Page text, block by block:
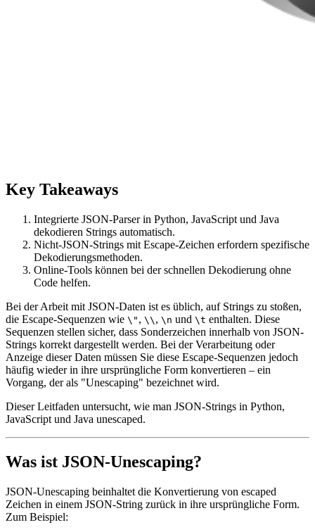
Key Takeaways
Integrierte JSON-Parser in Python, JavaScript und Java
dekodieren Strings automatisch.
Nicht-JSON-Strings mit Escape-Zeichen erfordern spezifische
Dekodierungsmethoden.
Online-Tools können bei der schnellen Dekodierung ohne
Code helfen.
Bei der Arbeit mit JSON-Daten ist es üblich, auf Strings zu stoßen,
die Escape-Sequenzen wie \" , \\ , \n und \t enthalten. Diese
Sequenzen stellen sicher, dass Sonderzeichen innerhalb von JSON-
Strings korrekt dargestellt werden. Bei der Verarbeitung oder
Anzeige dieser Daten müssen Sie diese Escape-Sequenzen jedoch
häufig wieder in ihre ursprüngliche Form konvertieren – ein
Vorgang, der als "Unescaping" bezeichnet wird.
Dieser Leitfaden untersucht, wie man JSON-Strings in Python,
JavaScript und Java unescaped.
Was ist JSON-Unescaping?
JSON-Unescaping beinhaltet die Konvertierung von escaped
Zeichen in einem JSON-String zurück in ihre ursprüngliche Form.
Zum Beispiel: